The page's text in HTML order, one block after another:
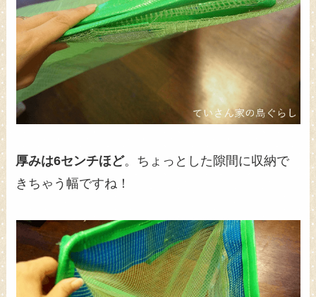
厚みは6センチほど。ちょっとした隙間に収納で
きちゃう幅ですね！